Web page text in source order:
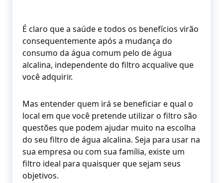
É claro que a saúde e todos os benefícios virão
consequentemente após a mudança do
consumo da água comum pelo de água
alcalina, independente do filtro acqualive que
você adquirir.
Mas entender quem irá se beneficiar e qual o
local em que você pretende utilizar o filtro são
questões que podem ajudar muito na escolha
do seu filtro de água alcalina. Seja para usar na
sua empresa ou com sua família, existe um
filtro ideal para quaisquer que sejam seus
objetivos.